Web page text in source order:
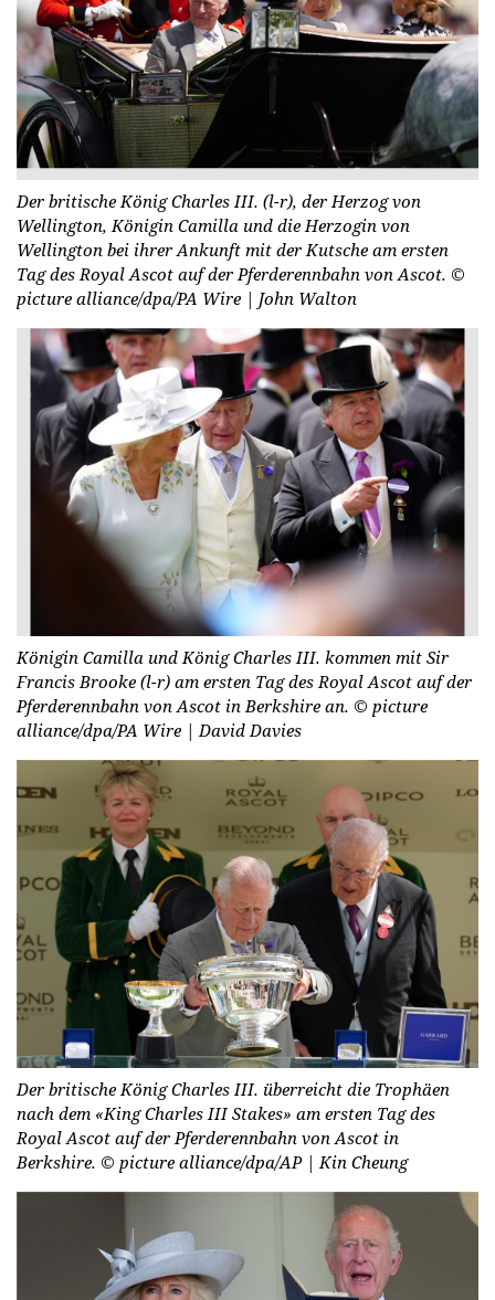
Der britische König Charles III. (l-r), der Herzog von
Wellington, Königin Camilla und die Herzogin von
Wellington bei ihrer Ankunft mit der Kutsche am ersten
Tag des Royal Ascot auf der Pferderennbahn von Ascot. ©
picture alliance/dpa/PA Wire | John Walton
Königin Camilla und König Charles III. kommen mit Sir
Francis Brooke (l-r) am ersten Tag des Royal Ascot auf der
Pferderennbahn von Ascot in Berkshire an. © picture
alliance/dpa/PA Wire | David Davies
Der britische König Charles III. überreicht die Trophäen
nach dem «King Charles III Stakes» am ersten Tag des
Royal Ascot auf der Pferderennbahn von Ascot in
Berkshire. © picture alliance/dpa/AP | Kin Cheung